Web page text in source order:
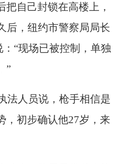
把自己封锁在高楼上，
后，纽约市警察局局长
“现场已被控制，单独
”
法人员说，枪手相信是
，初步确认他27岁，来